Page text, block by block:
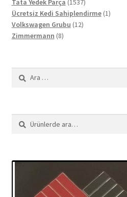
Tata Yedek Parça 1537
ürün
Ücretsiz Kedi Sahiplendirme 11
Volkswagen Grubu 1212
Zimmermann 88
Arama:
Ara:
Ara